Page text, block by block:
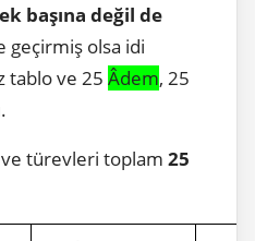
başına değil de
geçirmiş olsa idi
tablo ve 25 Âdem, 25
türevleri toplam 25